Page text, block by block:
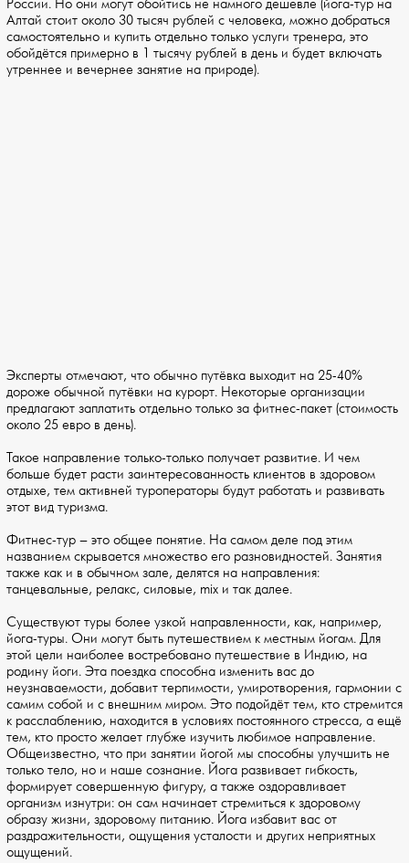
России. Но они могут обойтись не намного дешевле (йога-тур на
Алтай стоит около 30 тысяч рублей с человека, можно добраться
самостоятельно и купить отдельно только услуги тренера, это
обойдётся примерно в 1 тысячу рублей в день и будет включать
утреннее и вечернее занятие на природе).
Эксперты отмечают, что обычно путёвка выходит на 25-40%
дороже обычной путёвки на курорт. Некоторые организации
предлагают заплатить отдельно только за фитнес-пакет (стоимость
около 25 евро в день).
Такое направление только-только получает развитие. И чем
больше будет расти заинтересованность клиентов в здоровом
отдыхе, тем активней туроператоры будут работать и развивать
этот вид туризма.
Фитнес-тур – это общее понятие. На самом деле под этим
названием скрывается множество его разновидностей. Занятия
также как и в обычном зале, делятся на направления:
танцевальные, релакс, силовые, mix и так далее.
Существуют туры более узкой направленности, как, например,
йога-туры. Они могут быть путешествием к местным йогам. Для
этой цели наиболее востребовано путешествие в Индию, на
родину йоги. Эта поездка способна изменить вас до
неузнаваемости, добавит терпимости, умиротворения, гармонии с
самим собой и с внешним миром. Это подойдёт тем, кто стремится
к расслаблению, находится в условиях постоянного стресса, а ещё
тем, кто просто желает глубже изучить любимое направление.
Общеизвестно, что при занятии йогой мы способны улучшить не
только тело, но и наше сознание. Йога развивает гибкость,
формирует совершенную фигуру, а также оздоравливает
организм изнутри: он сам начинает стремиться к здоровому
образу жизни, здоровому питанию. Йога избавит вас от
раздражительности, ощущения усталости и других неприятных
ощущений.